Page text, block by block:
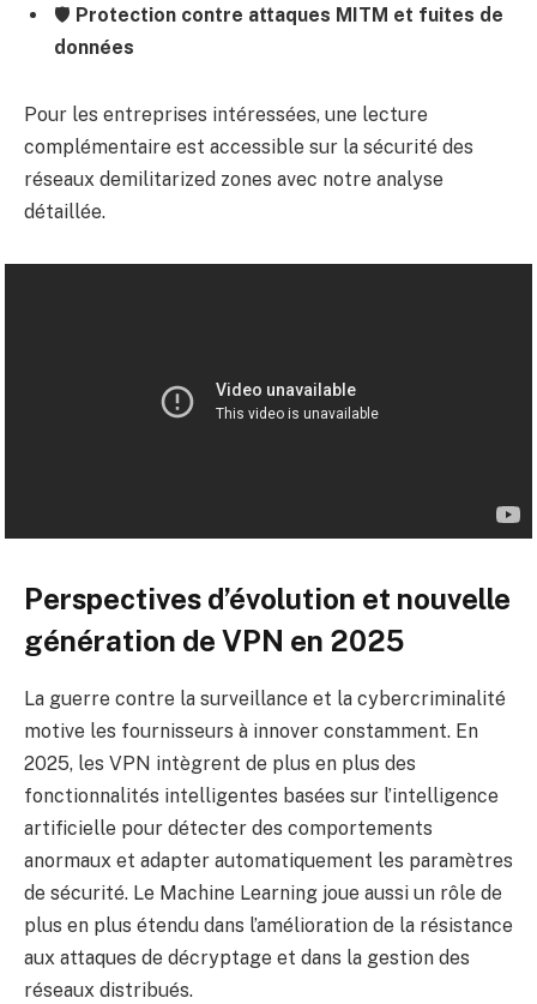
🛡️ Protection contre attaques MITM et fuites de
données
Pour les entreprises intéressées, une lecture
complémentaire est accessible sur la sécurité des
réseaux demilitarized zones avec notre analyse
détaillée.
Perspectives d’évolution et nouvelle
génération de VPN en 2025
La guerre contre la surveillance et la cybercriminalité
motive les fournisseurs à innover constamment. En
2025, les VPN intègrent de plus en plus des
fonctionnalités intelligentes basées sur l’intelligence
artificielle pour détecter des comportements
anormaux et adapter automatiquement les paramètres
de sécurité. Le Machine Learning joue aussi un rôle de
plus en plus étendu dans l’amélioration de la résistance
aux attaques de décryptage et dans la gestion des
réseaux distribués.